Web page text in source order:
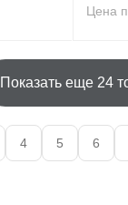
Цена
Показать еще 24
4 5 6